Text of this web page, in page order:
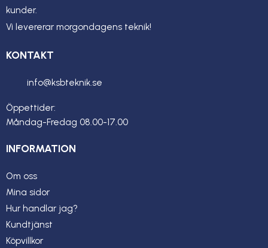
kunder.
Vi levererar morgondagens teknik!
KONTAKT
info@ksbteknik.se
Öppettider:
Måndag-Fredag 08.00-17.00
INFORMATION
Om oss
Mina sidor
Hur handlar jag?
Kundtjänst
Köpvillkor